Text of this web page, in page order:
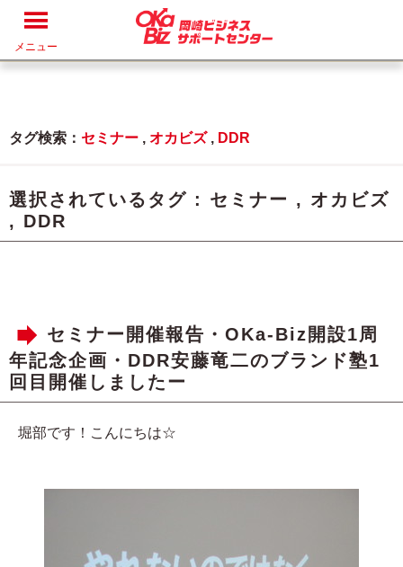
メニュー
タグ検索： セミナー , オカビズ, DDR
選択されているタグ : セミナー , オカビズ
, DDR
セミナー開催報告・OKa-Biz開設1周
年記念企画・DDR安藤竜二のブランド塾1
回目開催しましたー
堀部です！こんにちは☆